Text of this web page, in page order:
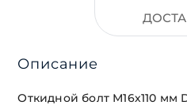
Описание
Откидной болт М16х110 мм